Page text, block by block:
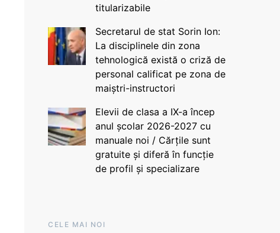
titularizabile
Secretarul de stat Sorin Ion:
La disciplinele din zona
tehnologică există o criză de
personal calificat pe zona de
maiștri-instructori
Elevii de clasa a IX-a încep
anul școlar 2026-2027 cu
manuale noi / Cărțile sunt
gratuite și diferă în funcție
de profil și specializare
CELE MAI NOI